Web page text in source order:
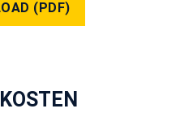
(PDF)